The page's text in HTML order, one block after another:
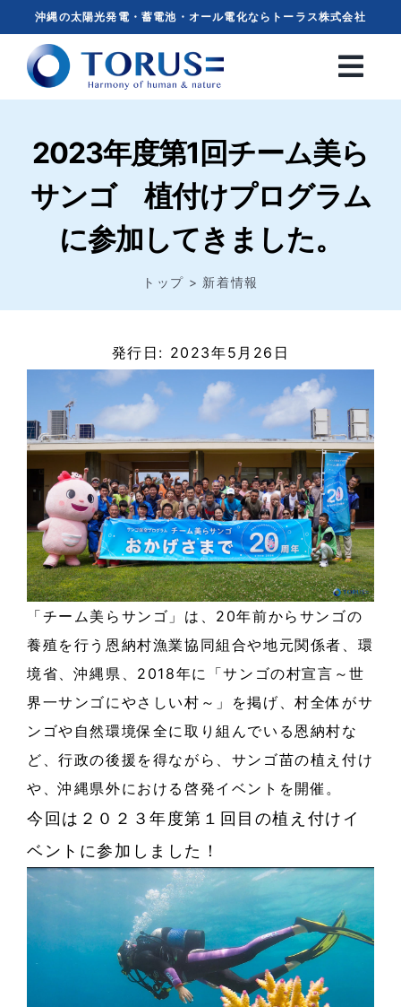
content
沖縄の太陽光発電・蓄電池・オール電化ならトーラス株式会社
2023年度第1回チーム美ら
サンゴ 植付けプログラム
に参加してきました。
トップ 新着情報
発行日: 2023年5月26日
「チーム美らサンゴ」は、20年前からサンゴの
養殖を行う恩納村漁業協同組合や地元関係者、環
境省、沖縄県、2018年に「サンゴの村宣言～世
界一サンゴにやさしい村～」を掲げ、村全体がサ
ンゴや自然環境保全に取り組んでいる恩納村な
ど、行政の後援を得ながら、サンゴ苗の植え付け
や、沖縄県外における啓発イベントを開催。
今回は２０２３年度第１回目の植え付けイ
ベントに参加しました！